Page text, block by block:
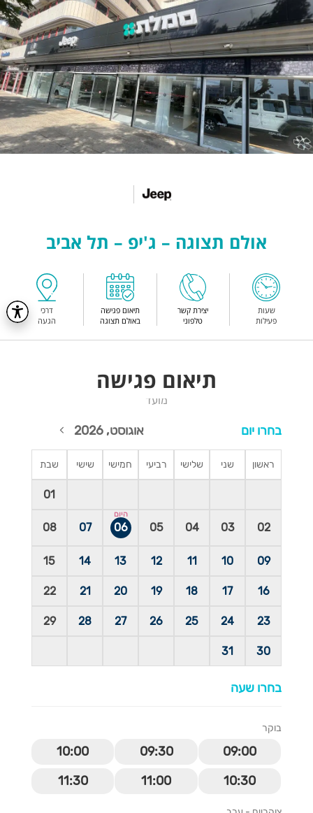
אולם תצוגה – ג'יפ – תל אביב
שעות
פעילות
יצירת קשר
טלפוני
תיאום פגישה
באולם תצוגה
דרכי
הגעה
תיאום פגישה